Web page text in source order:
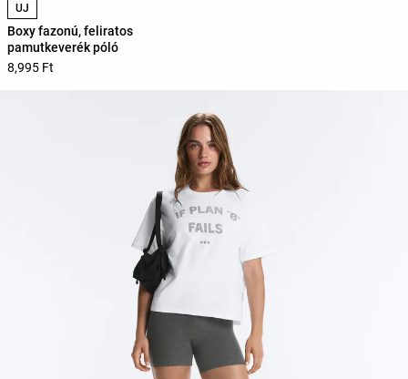
ÚJ
Boxy fazonú, feliratos
pamutkeverék póló
8,995 Ft